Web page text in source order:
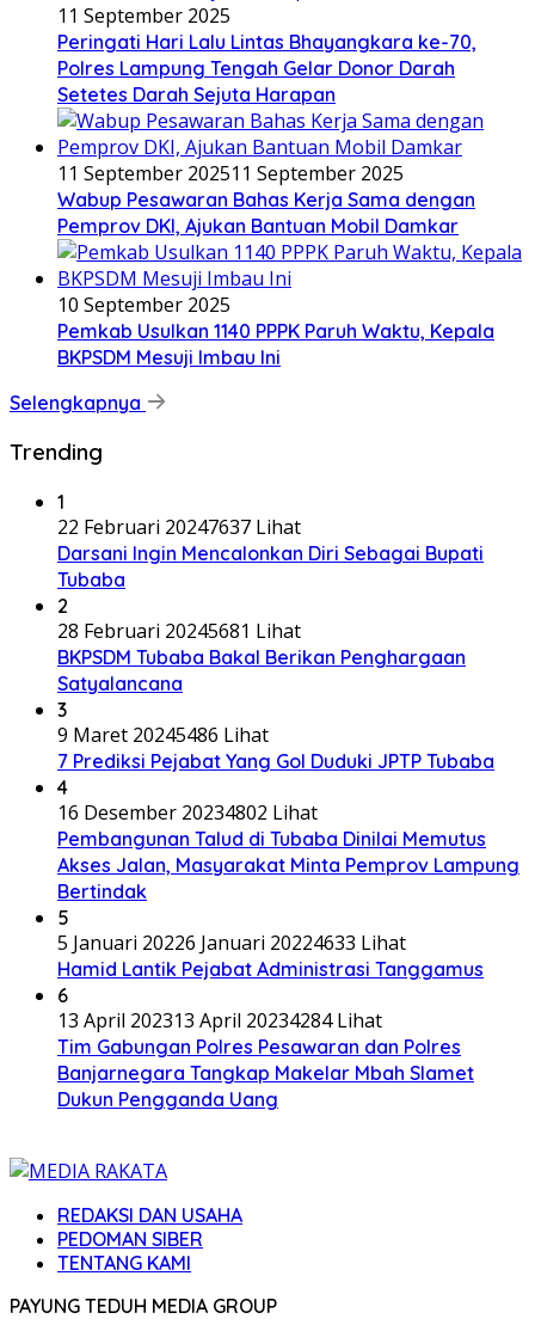
11 September 2025
Peringati Hari Lalu Lintas Bhayangkara ke-70,
Polres Lampung Tengah Gelar Donor Darah
Setetes Darah Sejuta Harapan
11 September 202511 September 2025
Wabup Pesawaran Bahas Kerja Sama dengan
Pemprov DKI, Ajukan Bantuan Mobil Damkar
10 September 2025
Pemkab Usulkan 1140 PPPK Paruh Waktu, Kepala
BKPSDM Mesuji Imbau Ini
Selengkapnya
Trending
1
22 Februari 20247637 Lihat
Darsani Ingin Mencalonkan Diri Sebagai Bupati
Tubaba
2
28 Februari 20245681 Lihat
BKPSDM Tubaba Bakal Berikan Penghargaan
Satyalancana
3
9 Maret 20245486 Lihat
7 Prediksi Pejabat Yang Gol Duduki JPTP Tubaba
4
16 Desember 20234802 Lihat
Pembangunan Talud di Tubaba Dinilai Memutus
Akses Jalan, Masyarakat Minta Pemprov Lampung
Bertindak
5
5 Januari 20226 Januari 20224633 Lihat
Hamid Lantik Pejabat Administrasi Tanggamus
6
13 April 202313 April 20234284 Lihat
Tim Gabungan Polres Pesawaran dan Polres
Banjarnegara Tangkap Makelar Mbah Slamet
Dukun Pengganda Uang
REDAKSI DAN USAHA
PEDOMAN SIBER
TENTANG KAMI
PAYUNG TEDUH MEDIA GROUP